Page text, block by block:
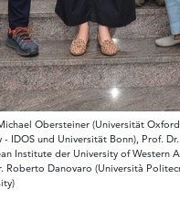
Obersteiner (Universität
IDOS und Universität Bonn), Prof.
Institute der University of Western
Roberto Danovaro (Università